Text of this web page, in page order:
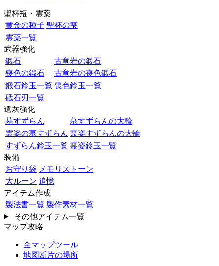
聖杯瓶・霊薬
黄金の種子 聖杯の雫
霊薬一覧
武器強化
鍛石
古竜岩の鍛石
喪色の鍛石
古竜岩の喪色鍛石
鍛石鈴玉一覧 喪色鈴玉一覧
砥石刃一覧
遺灰強化
墓すずらん
墓すずらんの大輪
霊姿の墓すずらん 霊姿すずらんの大輪
すずらん鈴玉一覧 霊姿鈴玉一覧
装備
お守り袋 メモリストーン
大ルーン 追憶
アイテム作成
製法書一覧 製作素材一覧
その他アイテム一覧
マップ攻略
全マップツール
地図断片の場所